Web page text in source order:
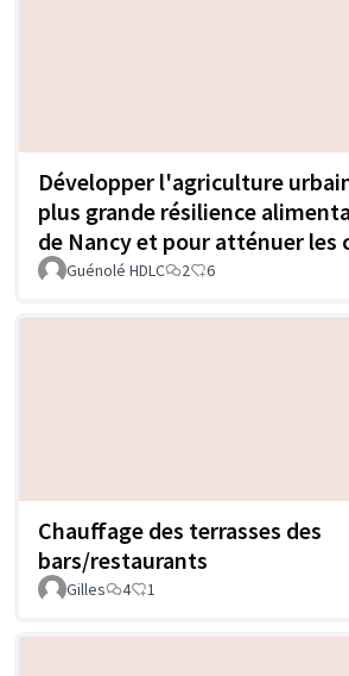
Développer l'agriculture
plus grande résilience
de Nancy et pour atténuer les
Guénolé HDLC 2 6
Chauffage des terrasses des
bars/restaurants
Gilles 4 1